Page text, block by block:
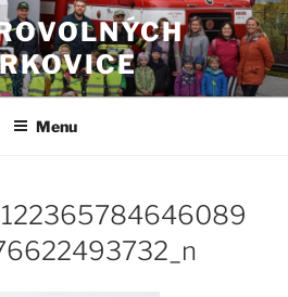
Menu